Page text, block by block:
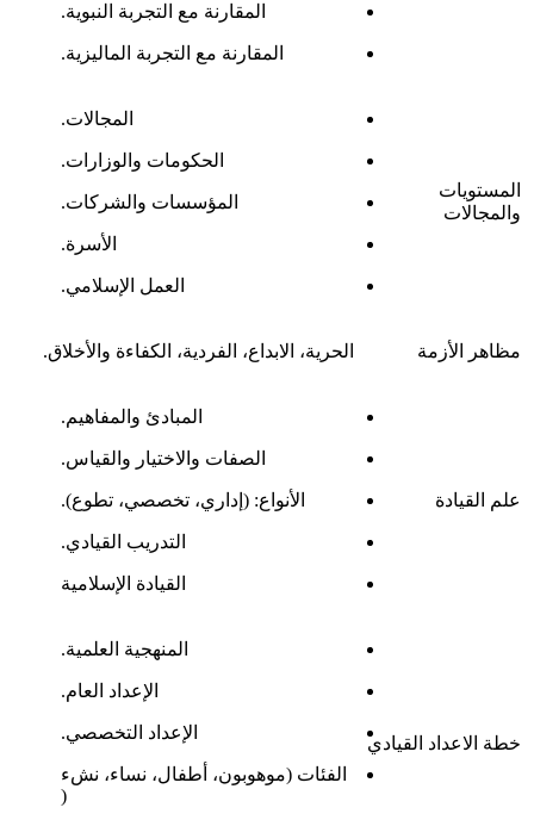
المقارنة مع التجربة النبوية.
المقارنة مع التجربة الماليزية.
المستويات
والمجالات
المجالات.
الحكومات والوزارات.
المؤسسات والشركات.
الأسرة.
العمل الإسلامي.
مظاهر الأزمة الحرية، الابداع، الفردية، الكفاءة والأخلاق.
علم القيادة
المبادئ والمفاهيم.
الصفات والاختيار والقياس.
الأنواع: (إداري، تخصصي، تطوع).
التدريب القيادي.
القيادة الإسلامية
خطة الاعداد القيادي
المنهجية العلمية.
الإعداد العام.
الإعداد التخصصي.
الفئات (موهوبون، أطفال، نساء، نشء
(